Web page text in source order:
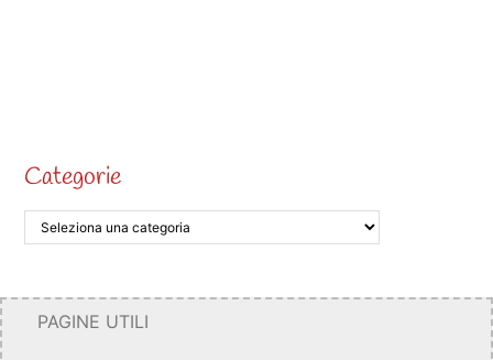
Categorie
PAGINE UTILI